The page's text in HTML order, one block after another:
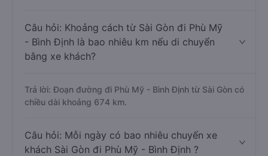
Câu hỏi: Khoảng cách từ Sài Gòn đi Phù Mỹ
- Bình Định là bao nhiêu km nếu di chuyển
bằng xe khách?
Trả lời: Đoạn đường đi Phù Mỹ - Bình Định từ Sài Gòn có
chiều dài khoảng 674 km.
Câu hỏi: Mỗi ngày có bao nhiêu chuyến xe
khách Sài Gòn đi Phù Mỹ - Bình Định ?